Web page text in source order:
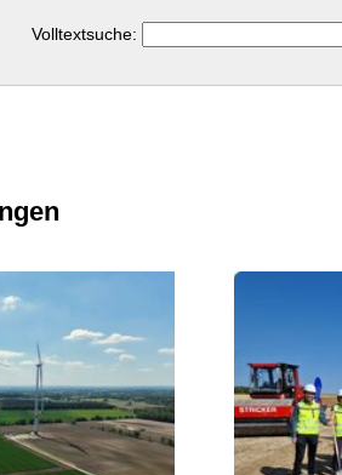
Volltextsuche: